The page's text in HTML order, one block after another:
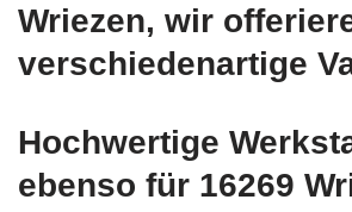
Wriezen, wir
verschiedenartige
Hochwertige
ebenso für 16269